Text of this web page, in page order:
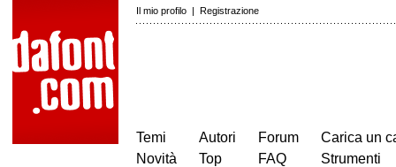
Il mio profilo | Registrazione
Temi
Novità
Autori
Top
Forum
FAQ
Carica un
Strumenti